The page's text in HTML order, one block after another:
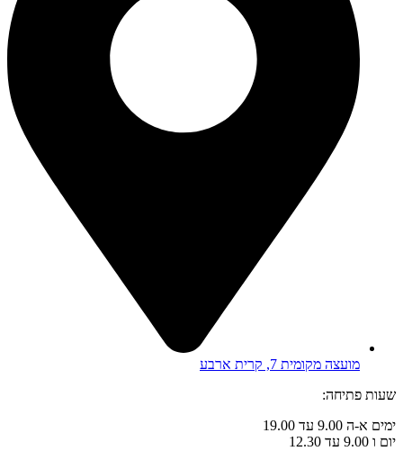
מועצה מקומית 7, קרית ארבע
שעות פתיחה:
ימים א-ה 9.00 עד 19.00
יום ו 9.00 עד 12.30